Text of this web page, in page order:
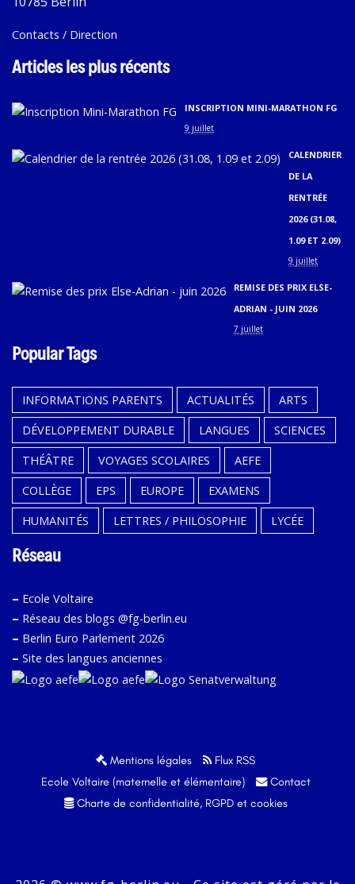
Contacts / Direction
Articles les plus récents
INSCRIPTION MINI-MARATHON FG
9 juillet
CALENDRIER
DE LA
RENTRÉE
2026 (31.08,
1.09 ET 2.09)
9 juillet
REMISE DES PRIX ELSE-
ADRIAN - JUIN 2026
7 juillet
Popular Tags
INFORMATIONS PARENTS ACTUALITÉS
ARTS
DÉVELOPPEMENT DURABLE
LANGUES
SCIENCES
THÉÂTRE
VOYAGES SCOLAIRES
AEFE
COLLÈGE
EPS EUROPE
EXAMENS
HUMANITÉS
LETTRES / PHILOSOPHIE LYCÉE
Réseau
– Ecole Voltaire
– Réseau des blogs @fg-berlin.eu
– Berlin Euro Parlement 2026
– Site des langues anciennes
Mentions légales
Flux RSS
Ecole Voltaire (maternelle et élémentaire)
Contact
Charte de confidentialité, RGPD et cookies